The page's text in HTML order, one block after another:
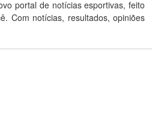
portal de notícias esportivas, feito
Com notícias, resultados, opiniões